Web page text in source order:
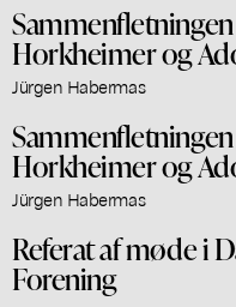
Horkheimer og
Jürgen Habermas
Horkheimer og
Jürgen Habermas
Referat af møde i
Forening